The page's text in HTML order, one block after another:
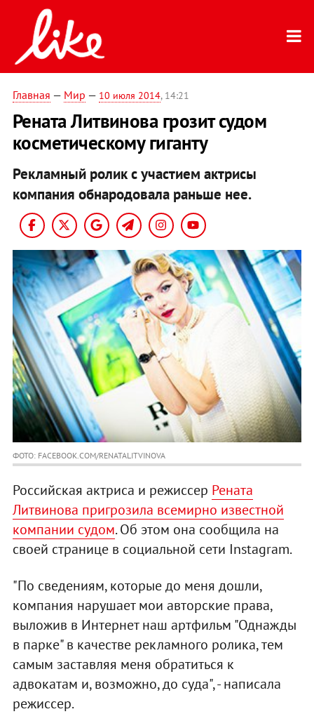
Главная — Мир — 10 июля 2014, 14:21
Рената Литвинова грозит судом
косметическому гиганту
Рекламный ролик с участием актрисы
компания обнародовала раньше нее.
ФОТО: FACEBOOK.COM/RENATALITVINOVA
Российская актриса и режиссер Рената
Литвинова пригрозила всемирно известной
компании судом. Об этом она сообщила на
своей странице в социальной сети Instagram.
"По сведениям, которые до меня дошли,
компания нарушает мои авторские права,
выложив в Интернет наш артфильм "Однажды
в парке" в качестве рекламного ролика, тем
самым заставляя меня обратиться к
адвокатам и, возможно, до суда", - написала
режиссер.